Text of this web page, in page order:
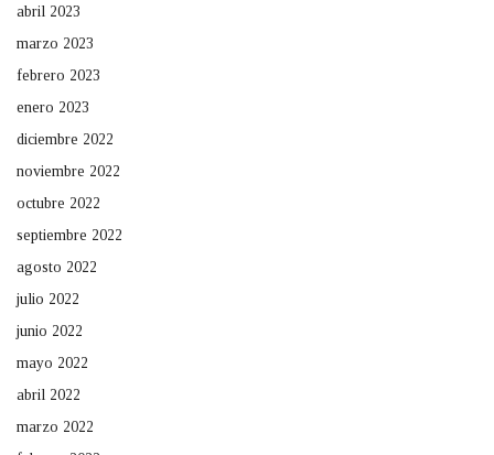
abril 2023
marzo 2023
febrero 2023
enero 2023
diciembre 2022
noviembre 2022
octubre 2022
septiembre 2022
agosto 2022
julio 2022
junio 2022
mayo 2022
abril 2022
marzo 2022